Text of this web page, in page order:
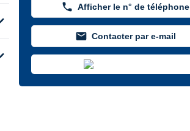
phone Afficher le n° de téléphone
mail Contacter par e-mail